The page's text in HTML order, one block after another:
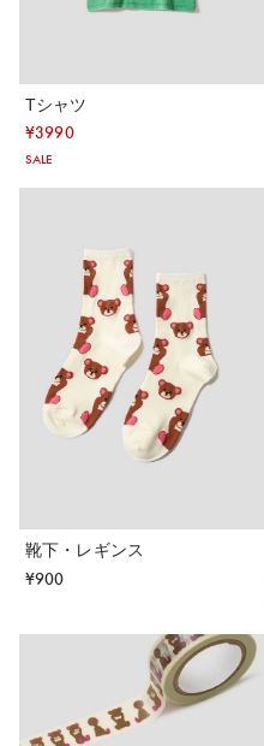
Tシャツ
¥3990
SALE
靴下・レギンス
¥900